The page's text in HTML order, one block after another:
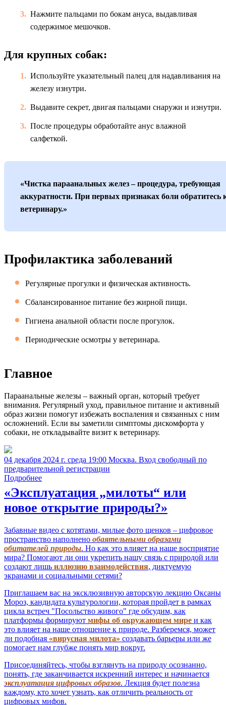
Нажмите пальцами по бокам ануса, выдавливая
содержимое мешочков.
Для крупных собак:
Используйте указательный палец для надавливания на
железу изнутри.
Выдавите секрет, двигая пальцами снаружи и изнутри.
После процедуры обработайте анус влажной
салфеткой.
«Чистка параанальных желез – процедура, требующая
аккуратности. При первых признаках боли обратитесь
ветеринару.»
Профилактика заболеваний
Регулярные прогулки и физическая активность.
Сбалансированное питание без жирной пищи.
Гигиена анальной области после прогулок.
Периодические осмотры у ветеринара.
Главное
Параанальные железы – важный орган, который требует
внимания. Регулярный уход, правильное питание и активный
образ жизни помогут избежать воспаления и связанных с ним
осложнений. Если вы заметили симптомы дискомфорта у
собаки, не откладывайте визит к ветеринару.
04 декабря 2024 г. среда 19:00 Москва. Вход свободный по
предварительной регистрации
Подробнее
«Эксплуатация „милоты“ или
новое открытие природы?»
Забавные видео с котятами, милые фото щенков – цифровое
пространство наполнено обаятельными образами
обитателей природы. Но как это влияет на наше восприятие
мира? Помогают ли они укрепить нашу связь с природой или
создают лишь иллюзию взаимодействия, диктуемую
экранами и социальными сетями?
Приглашаем вас на эксклюзивную авторскую лекцию Оксаны
Мороз, кандидата культурологии, которая пройдет в рамках
цикла встреч "Посольство живого" где обсудим, как
платформы формируют мифы об окружающем мире и как
это влияет на наше отношение к природе. Разберемся, может
ли подобная «вирусная милота» создавать барьеры или же
помогает нам глубже понять мир вокруг.
Присоединяйтесь, чтобы взглянуть на природу осознанно,
понять, где заканчивается искренний интерес и начинается
эксплуатация цифровых образов. Лекция будет полезна
каждому, кто хочет узнать, как отличить реальность от
цифровых мифов.